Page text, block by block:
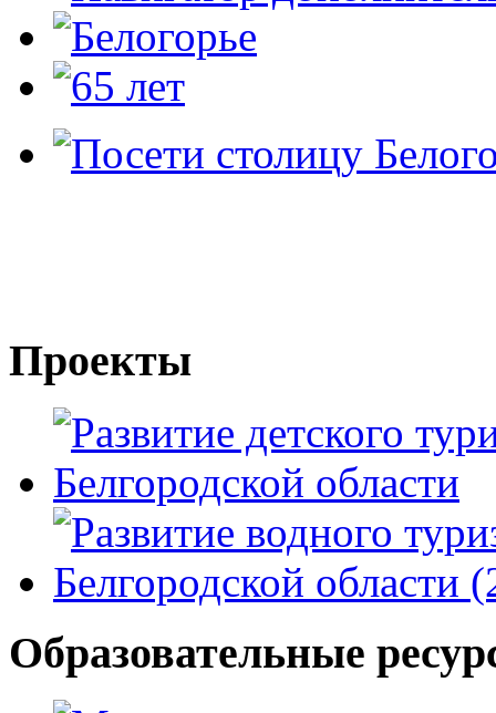
Проекты
Образовательные